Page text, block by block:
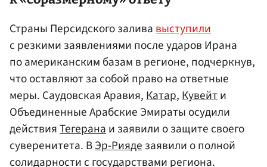
Страны Персидского залива выступили
с резкими заявлениями после ударов Ирана
по американским базам в регионе, подчеркнув,
что оставляют за собой право на ответные
меры. Саудовская Аравия, Катар, Кувейти
Объединенные Арабские Эмираты осудили
действияТегерана и заявили о защите своего
суверенитета. ВЭр-Рияде заявили о полной
солидарности с государствами региона.